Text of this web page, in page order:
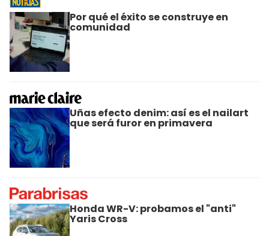
Por qué el éxito se construye en
comunidad
Uñas efecto denim: así es el nailart
que será furor en primavera
Honda WR-V: probamos el "anti"
Yaris Cross